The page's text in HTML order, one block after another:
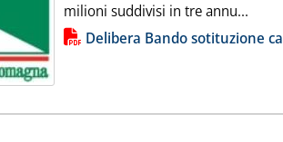
milioni suddivisi in tre annu...
alla notizia
Delibera Bando sotituzione